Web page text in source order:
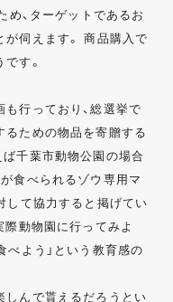
、ターゲットであるお
伺えます。 商品購入で
す。
行っており、総選挙で
ための物品を寄贈する
千葉市動物公園の場合
食べられるゾウ専用マ
して協力すると掲げてい
際動物園に行ってみよ
べよう」という教育感の
んで貰えるだろうとい